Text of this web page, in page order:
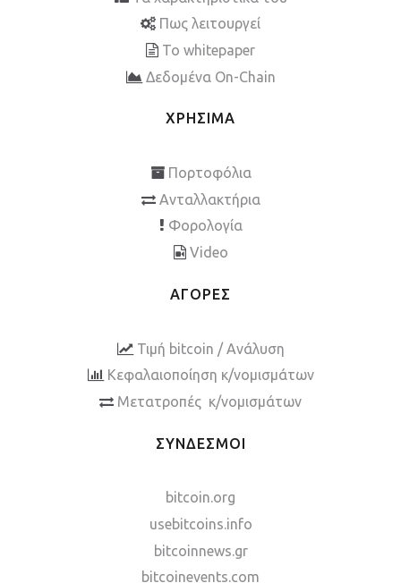
Πως λειτουργεί
To whitepaper
Δεδομένα On-Chain
ΧΡΗΣΙΜΑ
Πορτοφόλια
Ανταλλακτήρια
Φορολογία
Video
ΑΓΟΡΕΣ
Τιμή bitcoin / Ανάλυση
Κεφαλαιοποίηση κ/νομισμάτων
Μετατροπές κ/νομισμάτων
ΣΥΝΔΕΣΜΟΙ
bitcoin.org
usebitcoins.info
bitcoinnews.gr
bitcoinevents.com